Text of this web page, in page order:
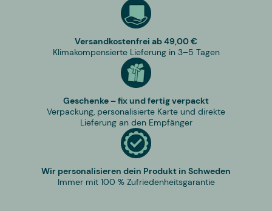
Versandkostenfrei ab 49,00 €
Klimakompensierte Lieferung in 3–5 Tagen
Geschenke – fix und fertig verpackt
Verpackung, personalisierte Karte und direkte
Lieferung an den Empfänger
Wir personalisieren dein Produkt in Schweden
Immer mit 100 % Zufriedenheitsgarantie